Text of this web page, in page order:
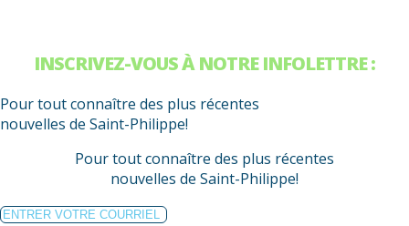
INSCRIVEZ-VOUS À NOTRE INFOLETTRE :
Pour tout connaître des plus récentes
nouvelles de Saint-Philippe!
Pour tout connaître des plus récentes
nouvelles de Saint-Philippe!